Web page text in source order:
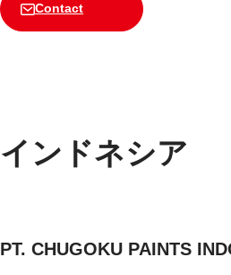
Contact
インドネシア
PT. CHUGOKU PAINTS